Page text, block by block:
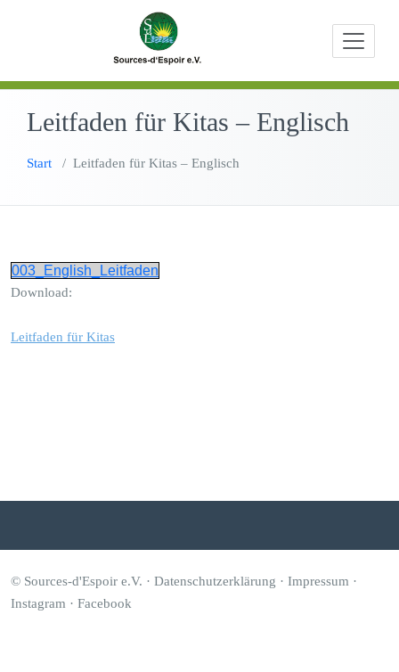
Beratungen,
Bildungs-
Leitfaden für Kitas – Englisch
Start / Leitfaden für Kitas – Englisch
003_English_Leitfaden
Download:
Leitfaden für Kitas
© Sources-d'Espoir e.V. · Datenschutzerklärung · Impressum ·
Instagram · Facebook